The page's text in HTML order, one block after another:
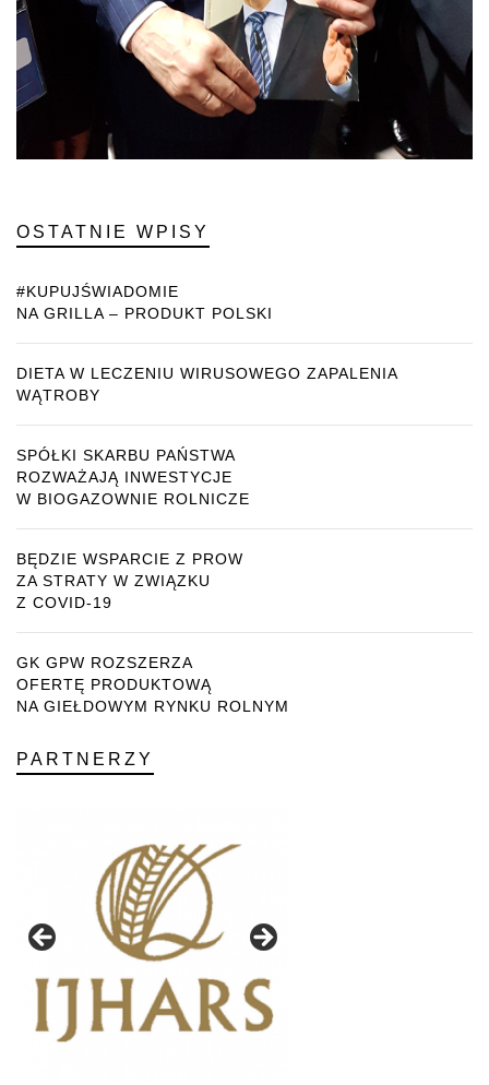
OSTATNIE WPISY
#KUPUJŚWIADOMIE
NA GRILLA – PRODUKT POLSKI
DIETA W LECZENIU WIRUSOWEGO ZAPALENIA
WĄTROBY
SPÓŁKI SKARBU PAŃSTWA
ROZWAŻAJĄ INWESTYCJE
W BIOGAZOWNIE ROLNICZE
BĘDZIE WSPARCIE Z PROW
ZA STRATY W ZWIĄZKU
Z COVID-19
GK GPW ROZSZERZA
OFERTĘ PRODUKTOWĄ
NA GIEŁDOWYM RYNKU ROLNYM
PARTNERZY